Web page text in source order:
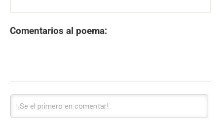
Comentarios al poema: